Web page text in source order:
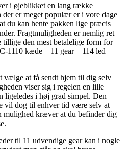
i øjeblikket en lang række
er meget populær er i vore dage
du kan hente pakken lige præcis
Fragtmuligheden er nemlig ret
tillige den mest betalelige form for
1110 kæde – 11 gear – 114 led –
vælge at få sendt hjem til dig selv
viser sig i regelen en lille
ligeledes i høj grad simpel. Den
vil dog til enhver tid være selv at
mulighed kræver at du befinder dig
til 11 udvendige gear kan i nogle